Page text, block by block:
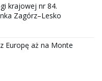
krajowej nr 84.
Zagórz–Lesko
Europę aż na Monte